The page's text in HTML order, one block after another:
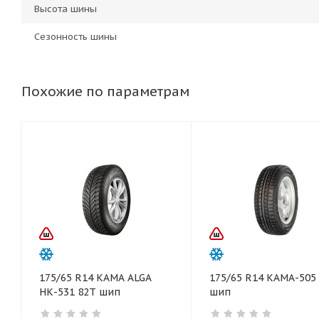
Высота шины
Сезонность шины
Похожие по параметрам
175/65 R14 КАМА ALGA
НК-531 82T шип
175/65 R14 КАМА-505
шип